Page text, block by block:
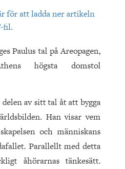
för att ladda ner artikeln
fil.
Paulus tal på Areopagen,
högsta domstol
av sitt tal åt att bygga
Han visar vem
och människans
Parallellt med detta
åhörarnas tänkesätt.